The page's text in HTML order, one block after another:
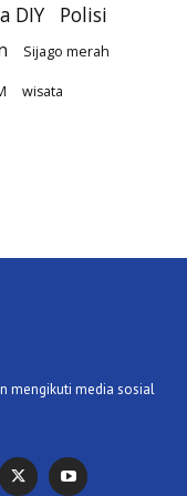
DIY
Polisi
Sijago merah
wisata
mengikuti media sosial